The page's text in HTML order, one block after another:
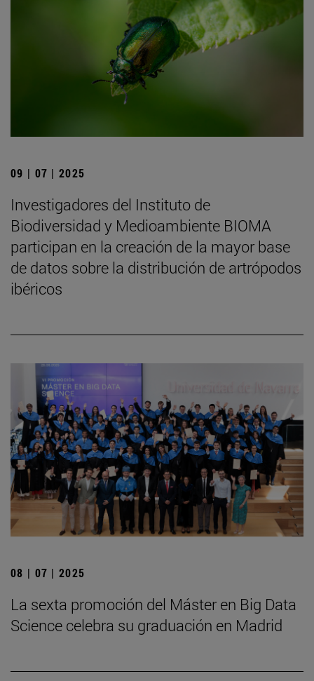
09 | 07 | 2025
Investigadores del Instituto de
Biodiversidad y Medioambiente BIOMA
participan en la creación de la mayor base
de datos sobre la distribución de artrópodos
ibéricos
08 | 07 | 2025
La sexta promoción del Máster en Big Data
Science celebra su graduación en Madrid